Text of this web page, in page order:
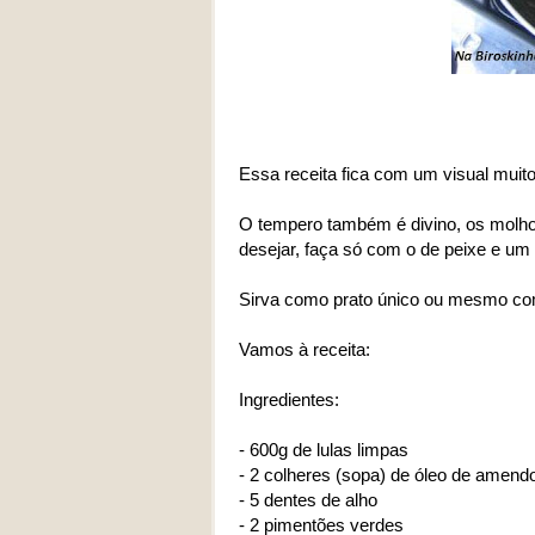
Essa receita fica com um visual
O tempero também é divino, os
desejar, faça só com o de peixe e
Sirva como prato único ou mesmo
Vamos à receita:
Ingredientes:
- 600g de lulas limpas
- 2 colheres (sopa) de óleo de
- 5 dentes de alho
- 2 pimentões verdes